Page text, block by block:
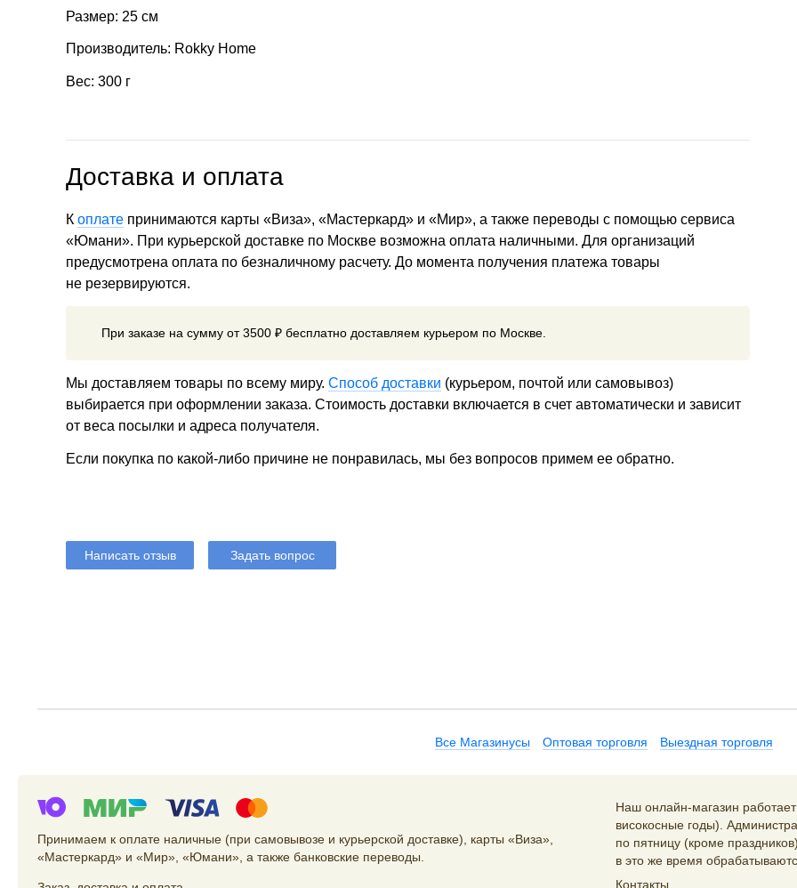
Размер: 25 см
Производитель: Rokky Home
Вес: 300 г
Доставка и оплата
К оплате принимаются карты «Виза», «Мастеркард» и «Мир», а также переводы с помощью сервиса
«Юмани». При курьерской доставке по Москве возможна оплата наличными. Для организаций
предусмотрена оплата по безналичному расчету. До момента получения платежа товары
не резервируются.
При заказе на сумму от 3500 ₽ бесплатно доставляем курьером по Москве.
Мы доставляем товары по всему миру. Способ доставки (курьером, почтой или самовывоз)
выбирается при оформлении заказа. Стоимость доставки включается в счет автоматически и зависит
от веса посылки и адреса получателя.
Если покупка по какой-либо причине не понравилась, мы без вопросов примем ее обратно.
Написать отзыв Задать вопрос
Все Магазинусы Оптовая торговля Выездная торговля
Принимаем к оплате наличные (при самовывозе и курьерской доставке), карты «Виза»,
«Мастеркард» и «Мир», «Юмани», а также банковские переводы.
Наш онлайн-магазин
високосные годы).
по пятницу (кроме
в это же время
Контакты